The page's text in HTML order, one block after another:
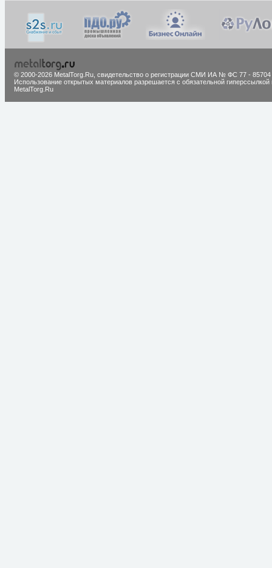
© 2000-2026 MetalTorg.Ru, cвидетельство о регистрации СМИ ИА № ФС 77 - 85704
Использование открытых материалов разрешается с обязательной гиперссылкой
MetalTorg.Ru